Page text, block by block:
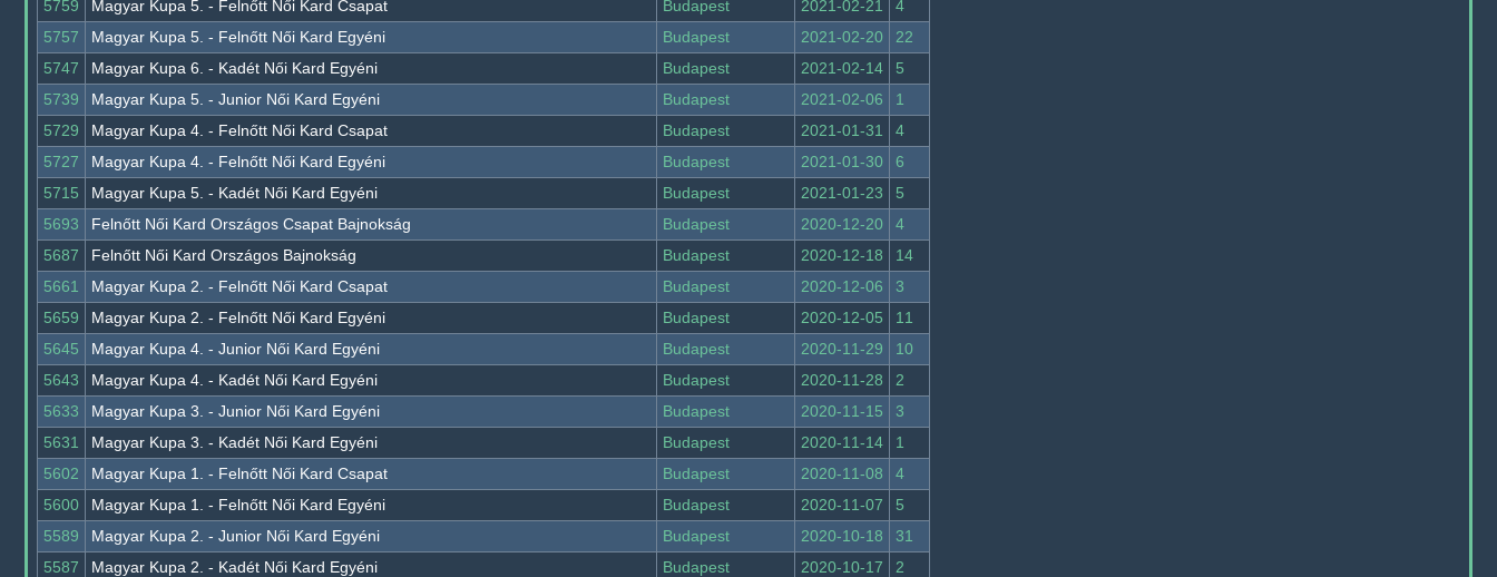
5759
Magyar Kupa 5. - Felnőtt Női Kard Csapat Budapest 2021-02-21
4
5757
Magyar Kupa 5. - Felnőtt Női Kard Egyéni Budapest 2021-02-20
22
5747
Magyar Kupa 6. - Kadét Női Kard Egyéni Budapest 2021-02-14
5
5739
Magyar Kupa 5. - Junior Női Kard Egyéni Budapest 2021-02-06
1
5729
Magyar Kupa 4. - Felnőtt Női Kard Csapat Budapest 2021-01-31
4
5727
Magyar Kupa 4. - Felnőtt Női Kard Egyéni Budapest 2021-01-30
6
5715
Magyar Kupa 5. - Kadét Női Kard Egyéni Budapest 2021-01-23
5
5693
Felnőtt Női Kard Országos Csapat Bajnokság Budapest 2020-12-20
4
5687
Felnőtt Női Kard Országos Bajnokság Budapest 2020-12-18
14
5661
Magyar Kupa 2. - Felnőtt Női Kard Csapat Budapest 2020-12-06
3
5659
Magyar Kupa 2. - Felnőtt Női Kard Egyéni Budapest 2020-12-05
11
5645
Magyar Kupa 4. - Junior Női Kard Egyéni Budapest 2020-11-29
10
5643
Magyar Kupa 4. - Kadét Női Kard Egyéni Budapest 2020-11-28
2
5633
Magyar Kupa 3. - Junior Női Kard Egyéni Budapest 2020-11-15
3
5631
Magyar Kupa 3. - Kadét Női Kard Egyéni Budapest 2020-11-14
1
5602
Magyar Kupa 1. - Felnőtt Női Kard Csapat Budapest 2020-11-08
4
5600
Magyar Kupa 1. - Felnőtt Női Kard Egyéni Budapest 2020-11-07
5
5589
Magyar Kupa 2. - Junior Női Kard Egyéni Budapest 2020-10-18
31
5587
Magyar Kupa 2. - Kadét Női Kard Egyéni Budapest 2020-10-17
2